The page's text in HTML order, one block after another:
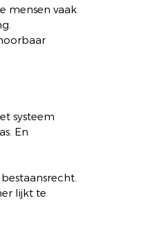
mensen vaak
systeem
En
lijkt te